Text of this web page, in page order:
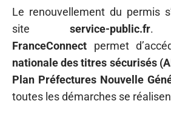
Le renouvellement du permis
site service-public.fr.
FranceConnect permet
nationale des titres sécurisés
Plan Préfectures Nouvelle
toutes les démarches se